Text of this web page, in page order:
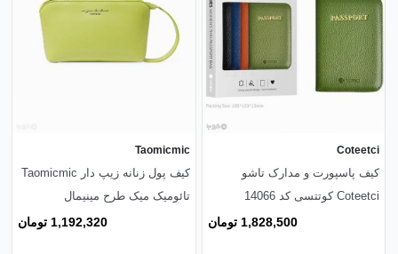
Coteetci
کیف پاسپورت و مدارک تاشو
Coteetci کوتتسی کد 14066
1,828,500 تومان
Taomicmic
کیف پول زنانه زیپ دار Taomicmic
تائومیک میک طرح مینیمال
1,192,320 تومان